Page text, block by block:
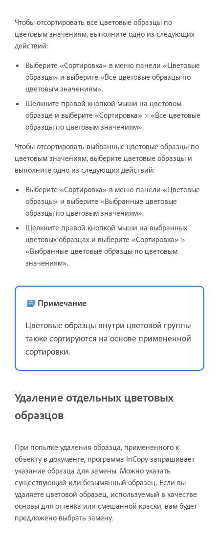
Чтобы отсортировать все цветовые образцы по
цветовым значениям, выполните одно из следующих
действий:
Выберите «Сортировка» в меню панели «Цветовые
образцы» и выберите «Все цветовые образцы по
цветовым значениям».
Щелкните правой кнопкой мыши на цветовом
образце и выберите «Сортировка» > «Все цветовые
образцы по цветовым значениям».
Чтобы отсортировать выбранные цветовые образцы по
цветовым значениям, выберите цветовые образцы и
выполните одно из следующих действий:
Выберите «Сортировка» в меню панели «Цветовые
образцы» и выберите «Выбранные цветовые
образцы по цветовым значениям».
Щелкните правой кнопкой мыши на выбранных
цветовых образцах и выберите «Сортировка» >
«Выбранные цветовые образцы по цветовым
значениям».
Примечание
Цветовые образцы внутри цветовой группы
также сортируются на основе примененной
сортировки.
Удаление отдельных цветовых
образцов
При попытке удаления образца, примененного к
объекту в документе, программа InCopy запрашивает
указание образца для замены. Можно указать
существующий или безымянный образец. Если вы
удаляете цветовой образец, используемый в качестве
основы для оттенка или смешанной краски, вам будет
предложено выбрать замену.